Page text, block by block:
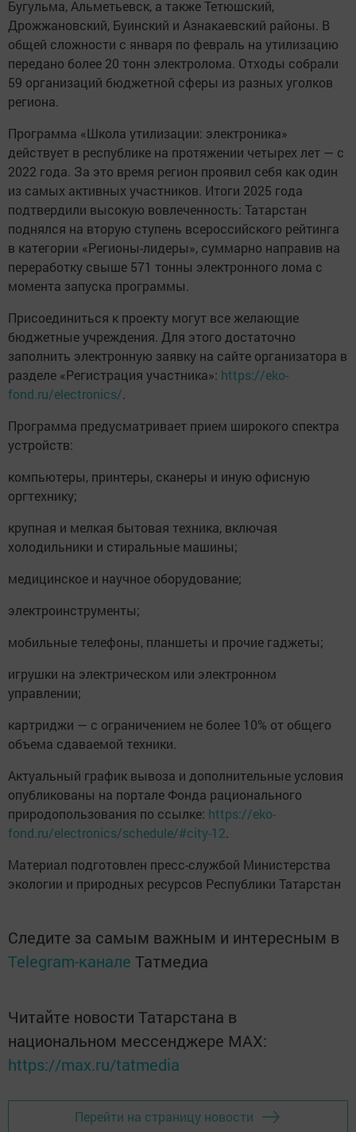
Бугульма, Альметьевск, а также Тетюшский,
Дрожжановский, Буинский и Азнакаевский районы. В
общей сложности с января по февраль на утилизацию
передано более 20 тонн электролома. Отходы собрали
59 организаций бюджетной сферы из разных уголков
региона.
Программа «Школа утилизации: электроника»
действует в республике на протяжении четырех лет — с
2022 года. За это время регион проявил себя как один
из самых активных участников. Итоги 2025 года
подтвердили высокую вовлеченность: Татарстан
поднялся на вторую ступень всероссийского рейтинга
в категории «Регионы-лидеры», суммарно направив на
переработку свыше 571 тонны электронного лома с
момента запуска программы.
Присоединиться к проекту могут все желающие
бюджетные учреждения. Для этого достаточно
заполнить электронную заявку на сайте организатора в
разделе «Регистрация участника»: https://eko-
fond.ru/electronics/.
Программа предусматривает прием широкого спектра
устройств:
компьютеры, принтеры, сканеры и иную офисную
оргтехнику;
крупная и мелкая бытовая техника, включая
холодильники и стиральные машины;
медицинское и научное оборудование;
электроинструменты;
мобильные телефоны, планшеты и прочие гаджеты;
игрушки на электрическом или электронном
управлении;
картриджи — с ограничением не более 10% от общего
объема сдаваемой техники.
Актуальный график вывоза и дополнительные условия
опубликованы на портале Фонда рационального
природопользования по ссылке: https://eko-
fond.ru/electronics/schedule/#city-12.
Материал подготовлен пресс-службой Министерства
экологии и природных ресурсов Республики Татарстан
Следите за самым важным и интересным в
Telegram-канале Татмедиа
Читайте новости Татарстана в
национальном мессенджере MАХ:
https://max.ru/tatmedia
Перейти на страницу новости